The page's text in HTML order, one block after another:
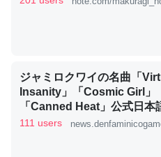
類は苦労してるんだな…。腹
ウチもEchoを実家に置いて
ジャミロクワイの名曲「
Insanity」「Cosmic Girl」
「Canned Heat」公式日本
きMVがいきなり公開！「
111 users